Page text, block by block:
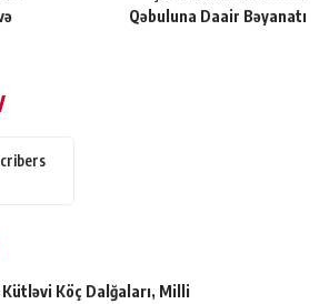
Qəbuluna Daair Bəyanatı
Kütləvi Köç Dalğaları, Milli